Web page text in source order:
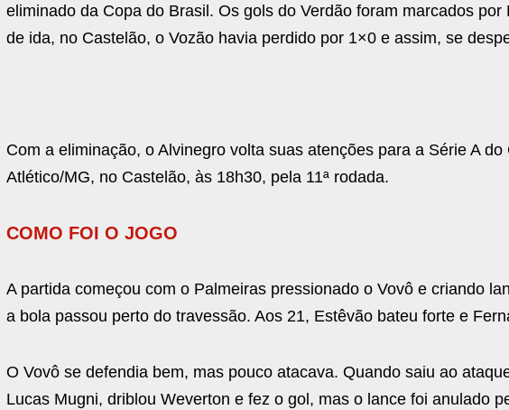
eliminado da Copa do Brasil. Os gols do Verdão foram marcados
de ida, no Castelão, o Vozão havia perdido por 1×0 e assim, se
Com a eliminação, o Alvinegro volta suas atenções para a Série A
Atlético/MG, no Castelão, às 18h30, pela 11ª rodada.
COMO FOI O JOGO
A partida começou com o Palmeiras pressionado o Vovô e criando
a bola passou perto do travessão. Aos 21, Estêvão bateu forte e
O Vovô se defendia bem, mas pouco atacava. Quando saiu ao
Lucas Mugni, driblou Weverton e fez o gol, mas o lance foi anulado